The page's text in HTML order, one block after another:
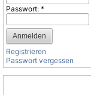
Passwort: *
Registrieren
Passwort vergessen